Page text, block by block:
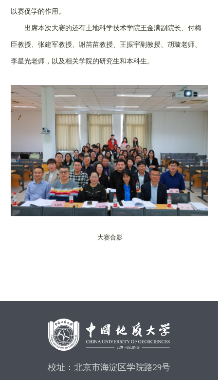
以赛促学的作用。
出席本次大赛的还有土地科学技术学院王金满副院长、付梅
臣教授、张建军教授、谢苗苗教授、王振宇副教授、胡璇老师、
李星光老师，以及相关学院的研究生和本科生。
大赛合影
校址：北京市海淀区学院路29号